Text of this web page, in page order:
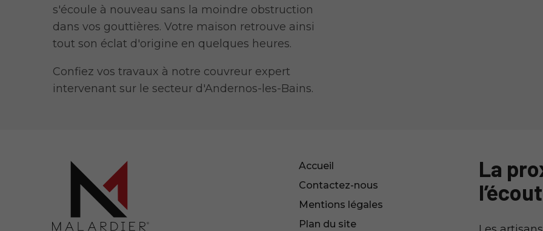
s'écoule à nouveau sans la moindre obstruction
dans vos gouttières. Votre maison retrouve ainsi
tout son éclat d'origine en quelques heures.
Confiez vos travaux à notre couvreur expert
intervenant sur le secteur d'Andernos-les-Bains.
Accueil
Contactez-nous
Mentions légales
Plan du site
La